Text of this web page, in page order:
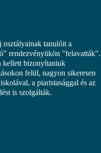
tanulóit a
rendezvényükön
kellett bizonyítaniuk
felül, nagyon sikeresen
a piaristasággal és az
is szolgálták.